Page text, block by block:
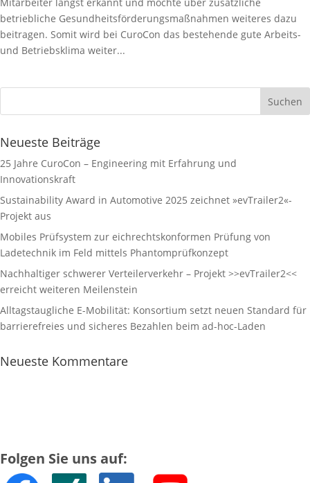
betriebliche Gesundheitsförderungsmaßnahmen weiteres dazu
beitragen. Somit wird bei CuroCon das bestehende gute Arbeits-
und Betriebsklima weiter...
Neueste Beiträge
25 Jahre CuroCon – Engineering mit Erfahrung und
Innovationskraft
Sustainability Award in Automotive 2025 zeichnet »evTrailer2«-
Projekt aus
Mobiles Prüfsystem zur eichrechtskonformen Prüfung von
Ladetechnik im Feld mittels Phantomprüfkonzept
Nachhaltiger schwerer Verteilerverkehr – Projekt >>evTrailer2<<
erreicht weiteren Meilenstein
Alltagstaugliche E-Mobilität: Konsortium setzt neuen Standard für
barrierefreies und sicheres Bezahlen beim ad-hoc-Laden
Neueste Kommentare
Folgen Sie uns auf: